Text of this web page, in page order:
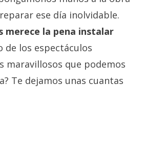
ese día inolvidable.
merece la pena instalar
de los espectáculos
maravillosos que podemos
Te dejamos unas cuantas